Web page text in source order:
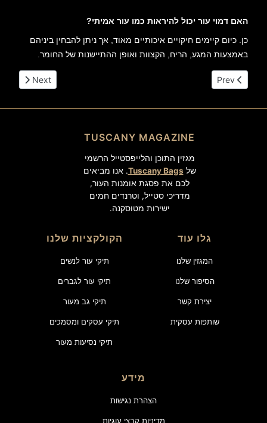
האם דמוי עור יכול להיראות כמו עור אמיתי?
כן. כיום קיימים חיקויים איכותיים מאוד, אך ניתן להבחין ביניהם
באמצעות המגע, הריח, הקצוות ואופן ההתיישנות של החומר.
Previous article: מה ההבדל בין עור PU ועור אמיתי?
Prev Next article: עבודת עור | האמנות שמאחורי תיקי עור איכותיים
Next
TUSCANY MAGAZINE
מגזין התוכן והלייפסטייל הרשמי
של Tuscany Bags. אנו מביאים
לכם את פסגת אומנות העור,
מדריכי סטייל, וטרנדים חמים
ישירות מטוסקנה.
גלו עוד
המגזין שלנו
הסיפור שלנו
יצירת קשר
שותפות עסקית
הקולקציות שלנו
תיקי עור לנשים
תיקי עור לגברים
תיקי גב מעור
תיקי עסקים ומסמכים
תיקי נסיעות מעור
מידע
הצהרת נגישות
מדיניות קבצי עוגיות